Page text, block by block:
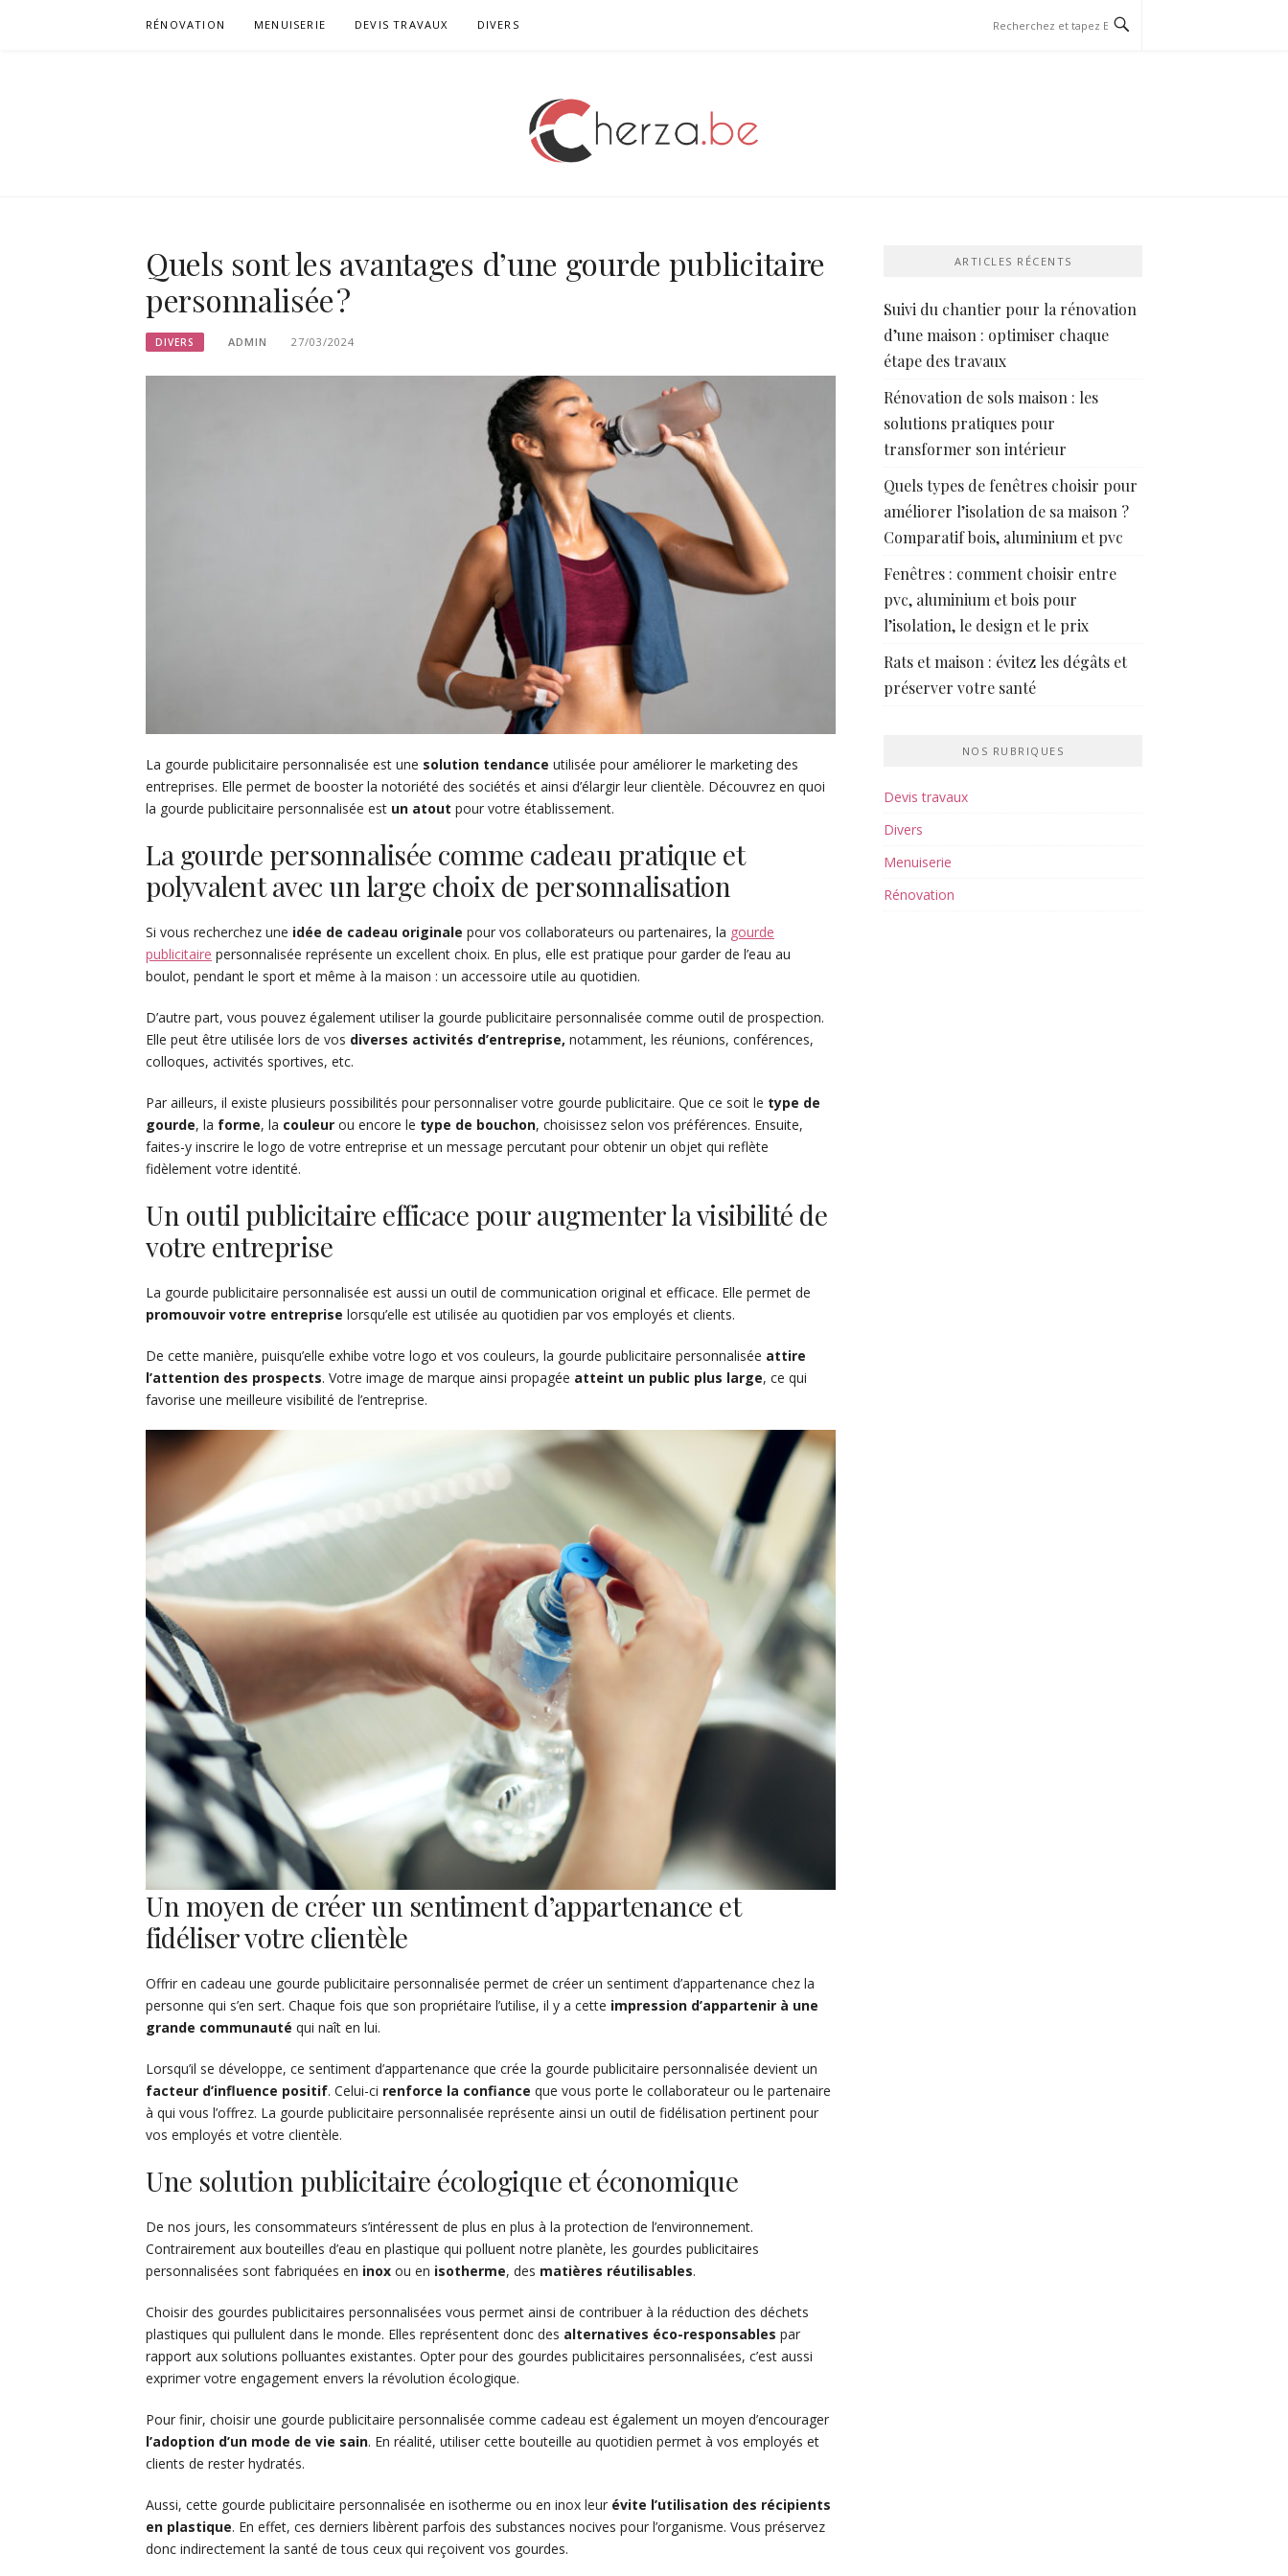
RÉNOVATION MENUISERIE DEVIS TRAVAUX DIVERS
Quels sont les avantages d’une gourde publicitaire
personnalisée ?
DIVERS ADMIN 27/03/2024
La gourde publicitaire personnalisée est une solution tendance utilisée pour améliorer le marketing des
entreprises. Elle permet de booster la notoriété des sociétés et ainsi d’élargir leur clientèle. Découvrez en quoi
la gourde publicitaire personnalisée est un atout pour votre établissement.
La gourde personnalisée comme cadeau pratique et
polyvalent avec un large choix de personnalisation
Si vous recherchez une idée de cadeau originale pour vos collaborateurs ou partenaires, la gourde
publicitaire personnalisée représente un excellent choix. En plus, elle est pratique pour garder de l’eau au
boulot, pendant le sport et même à la maison : un accessoire utile au quotidien.
D’autre part, vous pouvez également utiliser la gourde publicitaire personnalisée comme outil de prospection.
Elle peut être utilisée lors de vos diverses activités d’entreprise, notamment, les réunions, conférences,
colloques, activités sportives, etc.
Par ailleurs, il existe plusieurs possibilités pour personnaliser votre gourde publicitaire. Que ce soit le type de
gourde, la forme, la couleur ou encore le type de bouchon, choisissez selon vos préférences. Ensuite,
faites-y inscrire le logo de votre entreprise et un message percutant pour obtenir un objet qui reflète
fidèlement votre identité.
Un outil publicitaire efficace pour augmenter la visibilité de
votre entreprise
La gourde publicitaire personnalisée est aussi un outil de communication original et efficace. Elle permet de
promouvoir votre entreprise lorsqu’elle est utilisée au quotidien par vos employés et clients.
De cette manière, puisqu’elle exhibe votre logo et vos couleurs, la gourde publicitaire personnalisée attire
l’attention des prospects. Votre image de marque ainsi propagée atteint un public plus large, ce qui
favorise une meilleure visibilité de l’entreprise.
Un moyen de créer un sentiment d’appartenance et
fidéliser votre clientèle
Offrir en cadeau une gourde publicitaire personnalisée permet de créer un sentiment d’appartenance chez la
personne qui s’en sert. Chaque fois que son propriétaire l’utilise, il y a cette impression d’appartenir à une
grande communauté qui naît en lui.
Lorsqu’il se développe, ce sentiment d’appartenance que crée la gourde publicitaire personnalisée devient un
facteur d’influence positif. Celui-ci renforce la confiance que vous porte le collaborateur ou le partenaire
à qui vous l’offrez. La gourde publicitaire personnalisée représente ainsi un outil de fidélisation pertinent pour
vos employés et votre clientèle.
Une solution publicitaire écologique et économique
De nos jours, les consommateurs s’intéressent de plus en plus à la protection de l’environnement.
Contrairement aux bouteilles d’eau en plastique qui polluent notre planète, les gourdes publicitaires
personnalisées sont fabriquées en inox ou en isotherme, des matières réutilisables.
Choisir des gourdes publicitaires personnalisées vous permet ainsi de contribuer à la réduction des déchets
plastiques qui pullulent dans le monde. Elles représentent donc des alternatives éco-responsables par
rapport aux solutions polluantes existantes. Opter pour des gourdes publicitaires personnalisées, c’est aussi
exprimer votre engagement envers la révolution écologique.
Pour finir, choisir une gourde publicitaire personnalisée comme cadeau est également un moyen d’encourager
l’adoption d’un mode de vie sain. En réalité, utiliser cette bouteille au quotidien permet à vos employés et
clients de rester hydratés.
Aussi, cette gourde publicitaire personnalisée en isotherme ou en inox leur évite l’utilisation des récipients
en plastique. En effet, ces derniers libèrent parfois des substances nocives pour l’organisme. Vous préservez
donc indirectement la santé de tous ceux qui reçoivent vos gourdes.
ARTICLES RÉCENTS
Suivi du chantier pour la rénovation
d’une maison : optimiser chaque
étape des travaux
Rénovation de sols maison : les
solutions pratiques pour
transformer son intérieur
Quels types de fenêtres choisir pour
améliorer l’isolation de sa maison ?
Comparatif bois, aluminium et pvc
Fenêtres : comment choisir entre
pvc, aluminium et bois pour
l’isolation, le design et le prix
Rats et maison : évitez les dégâts et
préserver votre santé
NOS RUBRIQUES
Devis travaux
Divers
Menuiserie
Rénovation